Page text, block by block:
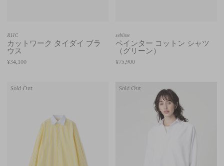
RHC
カットワーク タイダイ ブラ
ウス
¥34,100
sebline
ペインター コットン シャツ
（グリーン）
¥75,900
Sold Out Sold Out